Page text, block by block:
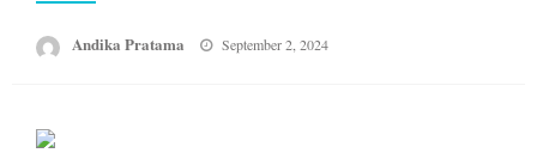
Andika Pratama
Posted
September 2, 2024